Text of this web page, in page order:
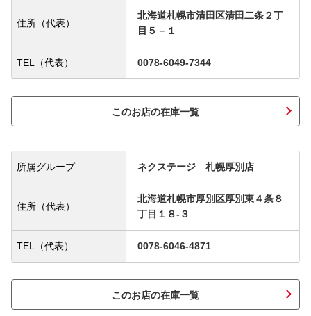
住所（代表）
北海道札幌市清田区清田二条２丁
目５－１
TEL（代表） 0078-6049-7344
このお店の在庫一覧
所属グループ ネクステージ 札幌厚別店
住所（代表）
北海道札幌市厚別区厚別東４条８
丁目１８‐３
TEL（代表） 0078-6046-4871
このお店の在庫一覧